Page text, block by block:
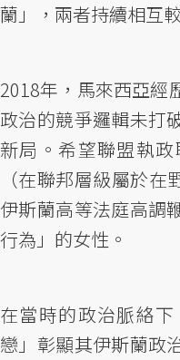
蘭」，兩者持續相互
2018年，馬來西亞經
政治的競爭邏輯未打
新局。希望聯盟執
（在聯邦層級屬於在
伊斯蘭高等法庭高調
行為」的女性。
在當時的政治脈絡
戀」彰顯其伊斯蘭政